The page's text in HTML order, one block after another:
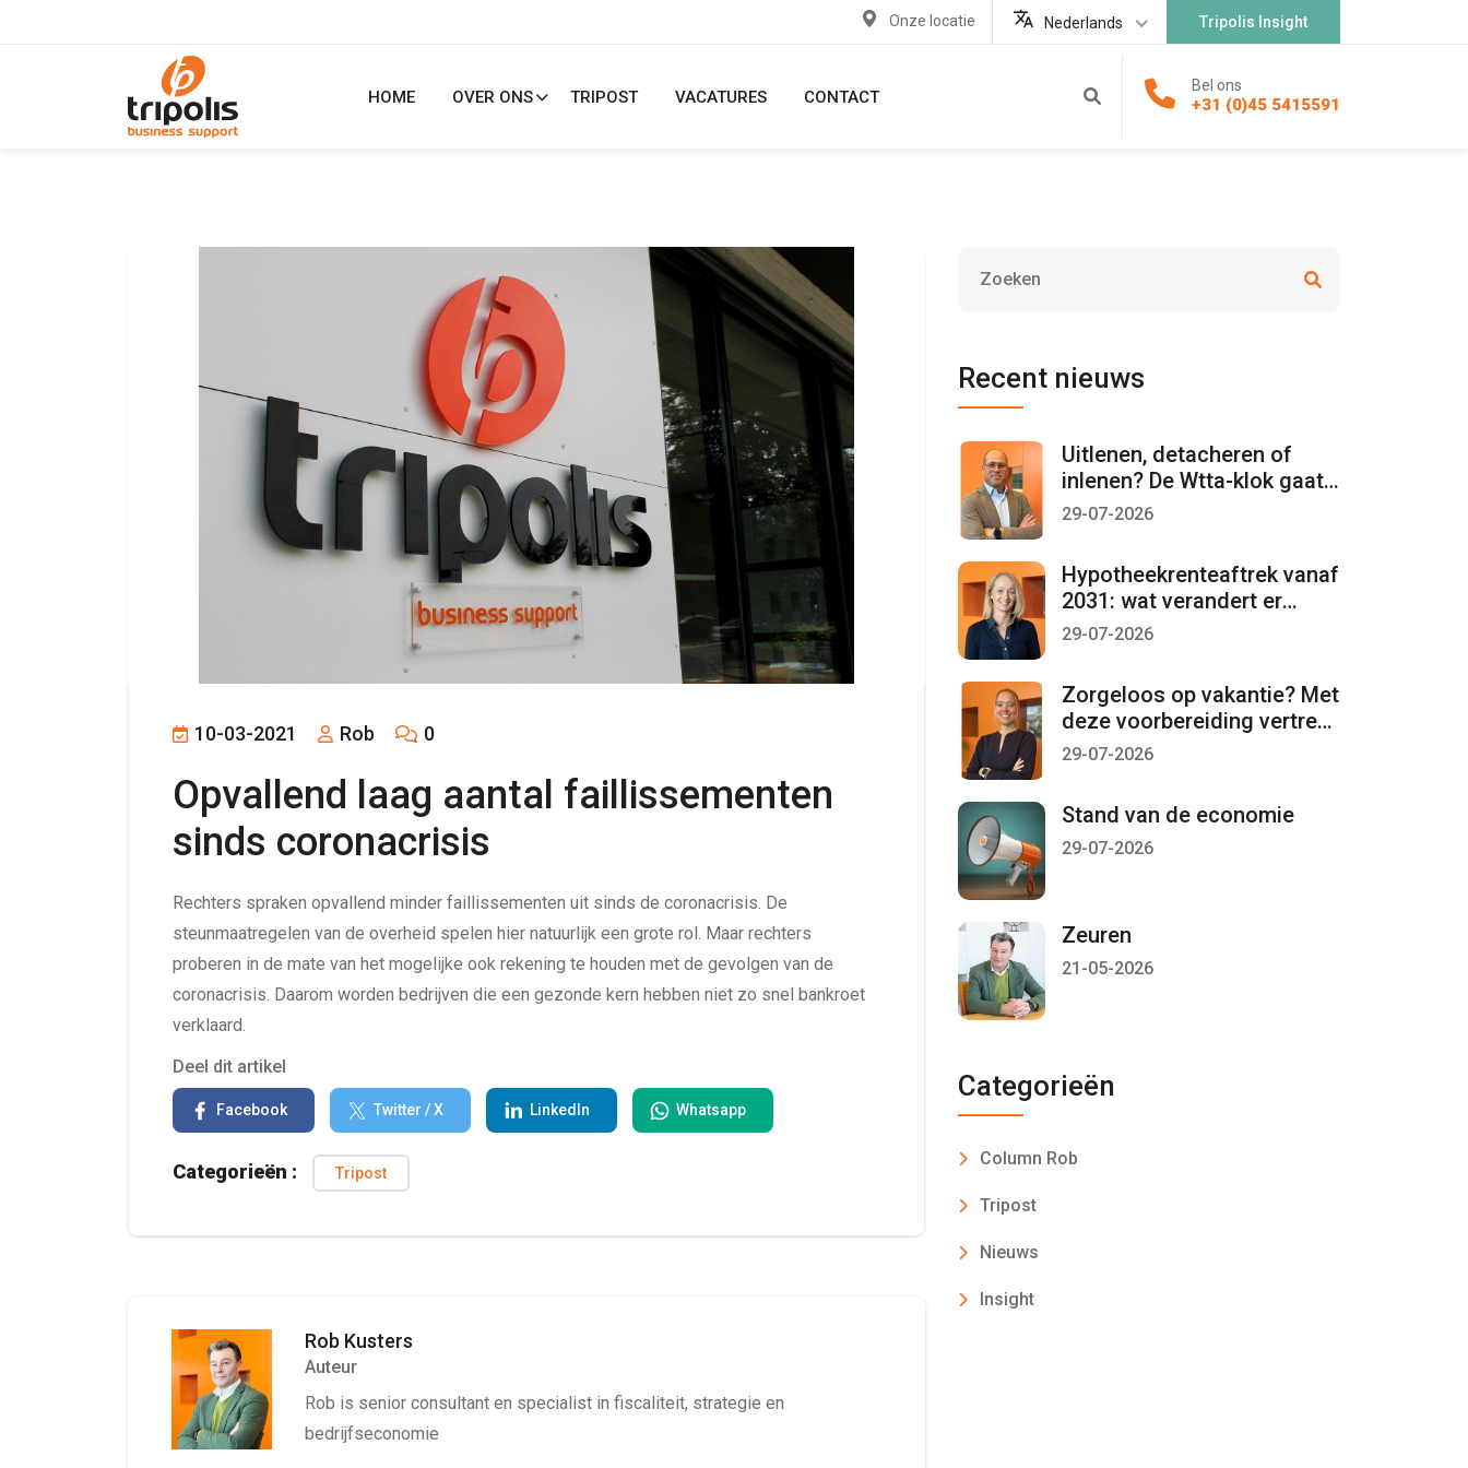
Tripolis Insight
Nederlands
Onze locatie
HOME OVER ONS TRIPOST VACATURES CONTACT
Bel ons
+31 (0)45 5415591
10-03-2021 Rob 0
Opvallend laag aantal faillissementen
sinds coronacrisis
Rechters spraken opvallend minder faillissementen uit sinds de coronacrisis. De
steunmaatregelen van de overheid spelen hier natuurlijk een grote rol. Maar rechters
proberen in de mate van het mogelijke ook rekening te houden met de gevolgen van de
coronacrisis. Daarom worden bedrijven die een gezonde kern hebben niet zo snel bankroet
verklaard.
Deel dit artikel
Facebook Twitter / X LinkedIn Whatsapp
Categorieën : Tripost
Rob Kusters
Auteur
Rob is senior consultant en specialist in fiscaliteit, strategie en
bedrijfseconomie
Recent nieuws
Uitlenen, detacheren of
inlenen? De Wtta-klok gaat
per 1 januari 2027 lopen
29-07-2026
Hypotheekrenteaftrek vanaf
2031: wat verandert er
mogelijk?
29-07-2026
Zorgeloos op vakantie? Met
deze voorbereiding vertrekt
u met een gerust gevoel
29-07-2026
Stand van de economie
29-07-2026
Zeuren
21-05-2026
Categorieën
Column Rob
Tripost
Nieuws
Insight